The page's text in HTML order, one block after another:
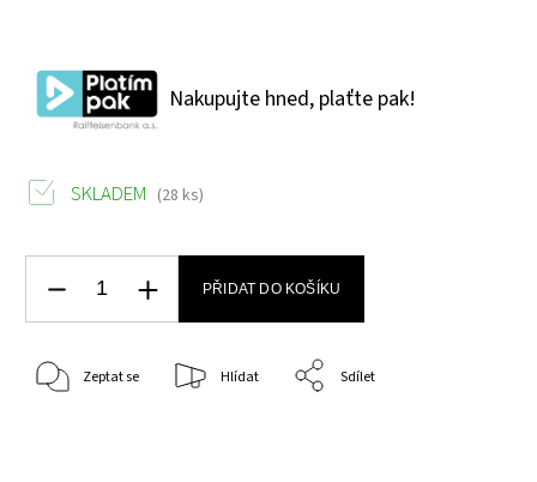
Nakupujte hned, plaťte pak!
SKLADEM (28 ks)
PŘIDAT DO KOŠÍKU
Zeptat se Hlídat Sdílet